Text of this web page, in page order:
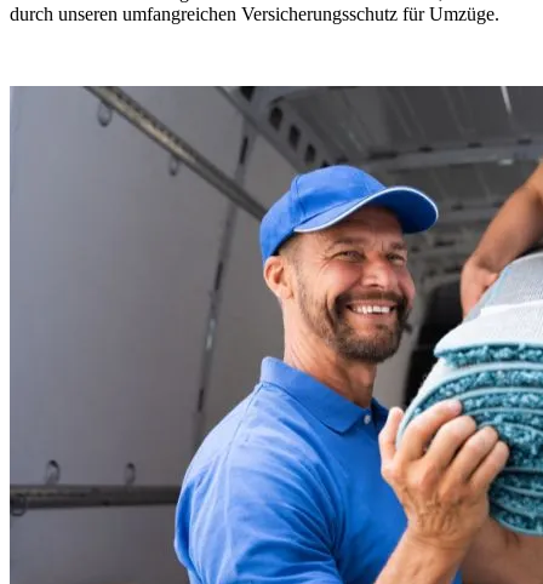
durch unseren umfangreichen Versicherungsschutz für Umzüge.